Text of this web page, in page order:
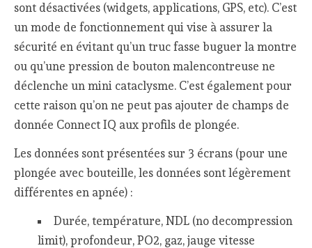
sont désactivées (widgets, applications, GPS, etc). C’est
un mode de fonctionnement qui vise à assurer la
sécurité en évitant qu’un truc fasse buguer la montre
ou qu’une pression de bouton malencontreuse ne
déclenche un mini cataclysme. C’est également pour
cette raison qu’on ne peut pas ajouter de champs de
donnée Connect IQ aux profils de plongée.
Les données sont présentées sur 3 écrans (pour une
plongée avec bouteille, les données sont légèrement
différentes en apnée) :
Durée, température, NDL (no decompression
limit), profondeur, PO2, gaz, jauge vitesse